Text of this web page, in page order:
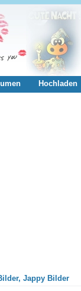
Hochladen
Jappy Bilder